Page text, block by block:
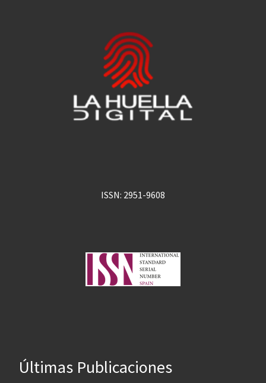
ISSN: 2951-9608
Últimas Publicaciones